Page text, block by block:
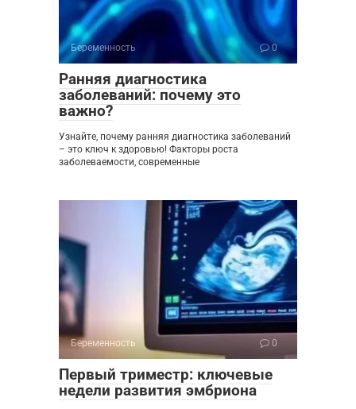
Беременность 0
Ранняя диагностика
заболеваний: почему это
важно?
Узнайте, почему ранняя диагностика заболеваний
– это ключ к здоровью! Факторы роста
заболеваемости, современные
Беременность 0
Первый триместр: ключевые
недели развития эмбриона